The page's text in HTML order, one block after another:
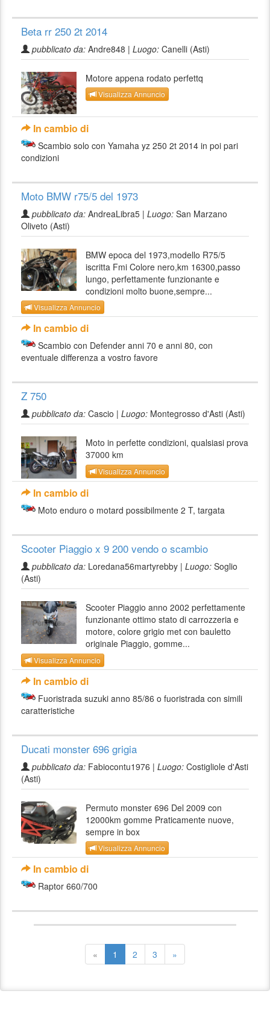
Beta rr 250 2t 2014
pubblicato da: Andre848 | Luogo: Canelli (Asti)
Motore appena rodato perfettq
Visualizza Annuncio
In cambio di
Scambio solo con Yamaha yz 250 2t 2014 in poi pari
condizioni
Moto BMW r75/5 del 1973
pubblicato da: AndreaLibra5 | Luogo: San Marzano
Oliveto (Asti)
BMW epoca del 1973,modello R75/5
iscritta Fmi Colore nero,km 16300,passo
lungo, perfettamente funzionante e
condizioni molto buone,sempre...
Visualizza Annuncio
In cambio di
Scambio con Defender anni 70 e anni 80, con
eventuale differenza a vostro favore
Z 750
pubblicato da: Cascio | Luogo: Montegrosso d'Asti (Asti)
Moto in perfette condizioni, qualsiasi prova
37000 km
Visualizza Annuncio
In cambio di
Moto enduro o motard possibilmente 2 T, targata
Scooter Piaggio x 9 200 vendo o scambio
pubblicato da: Loredana56martyrebby | Luogo: Soglio
(Asti)
Scooter Piaggio anno 2002 perfettamente
funzionante ottimo stato di carrozzeria e
motore, colore grigio met con bauletto
originale Piaggio, gomme...
Visualizza Annuncio
In cambio di
Fuoristrada suzuki anno 85/86 o fuoristrada con simili
caratteristiche
Ducati monster 696 grigia
pubblicato da: Fabiocontu1976 | Luogo: Costigliole d'Asti
(Asti)
Permuto monster 696 Del 2009 con
12000km gomme Praticamente nuove,
sempre in box
Visualizza Annuncio
In cambio di
Raptor 660/700
« 1 2 3 »